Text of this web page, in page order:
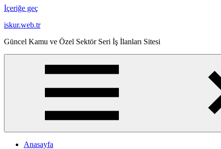
İçeriğe geç
iskur.web.tr
Güncel Kamu ve Özel Sektör Seri İş İlanları Sitesi
Anasayfa